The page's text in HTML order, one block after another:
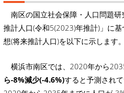
南区の国立社会保障・人口問題
推計人口(令和5(2023)年推計)」に
想(将来推計人口)を以下に示します。
横浜市南区では、2020年から
ら-8%減少(-4.6%)すると予測され